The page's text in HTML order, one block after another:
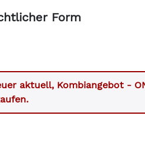
Form
aktuell, Kombiangebot -